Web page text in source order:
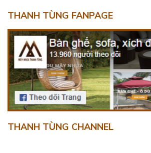
THANH TÙNG FANPAGE
THANH TÙNG CHANNEL